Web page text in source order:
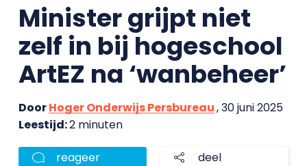
Minister grijpt niet
zelf in bij hogeschool
ArtEZ na ‘wanbeheer’
DoorHoger Onderwijs Persbureau, 30 juni 2025
Leestijd:2 minuten
reageer deel